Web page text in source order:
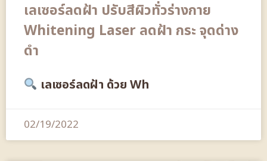
เลเซอร์ลดฝ้า ปรับสีผิวทั่วร่างกาย
Whitening Laser ลดฝ้า กระ จุดด่าง
ดำ
เลเซอร์ลดฝ้า ด้วย Wh
02/19/2022